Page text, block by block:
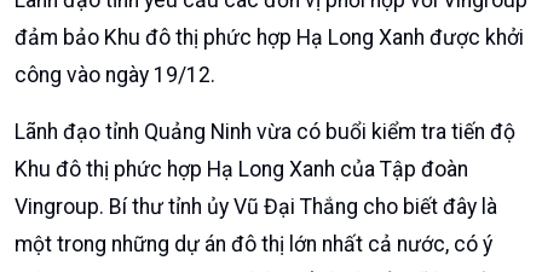
Lãnh đạo tỉnh yêu cầu các đơn vị phối hợp với Vingroup